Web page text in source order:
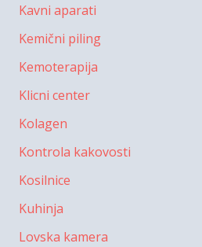
Kavni aparati
Kemični piling
Kemoterapija
Klicni center
Kolagen
Kontrola kakovosti
Kosilnice
Kuhinja
Lovska kamera